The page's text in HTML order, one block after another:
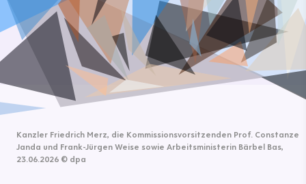
Kanzler Friedrich Merz, die Kommissionsvorsitzenden Prof. Constanze
Janda und Frank-Jürgen Weise sowie Arbeitsministerin Bärbel Bas,
23.06.2026 © dpa